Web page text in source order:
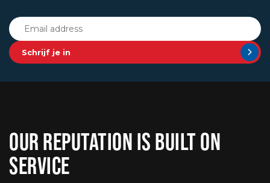
Schrijf je in
OUR REPUTATION IS BUILT ON
SERVICE